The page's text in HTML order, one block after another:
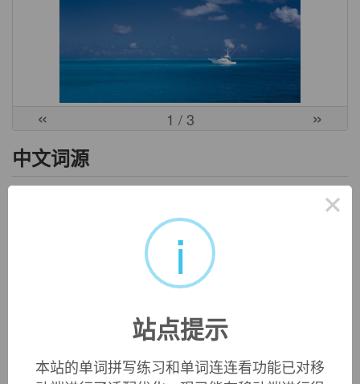
« 1 / 3 »
中文词源
来自initial,开始的。引申词义使电脑初始化。
1833, "to designate by initials," frominitial
"to make ready for operation" is from 1957. Related:
Initialized;initializing.
×
i
站点提示
本站的单词拼写练习和单词连连看功能已对移